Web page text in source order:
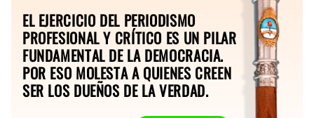
EL EJERCICIO DEL PERIODISMO
PROFESIONAL Y CRÍTICO ES UN PILAR
FUNDAMENTAL DE LA DEMOCRACIA.
POR ESO MOLESTA A QUIENES CREEN
SER LOS DUEÑOS DE LA VERDAD.